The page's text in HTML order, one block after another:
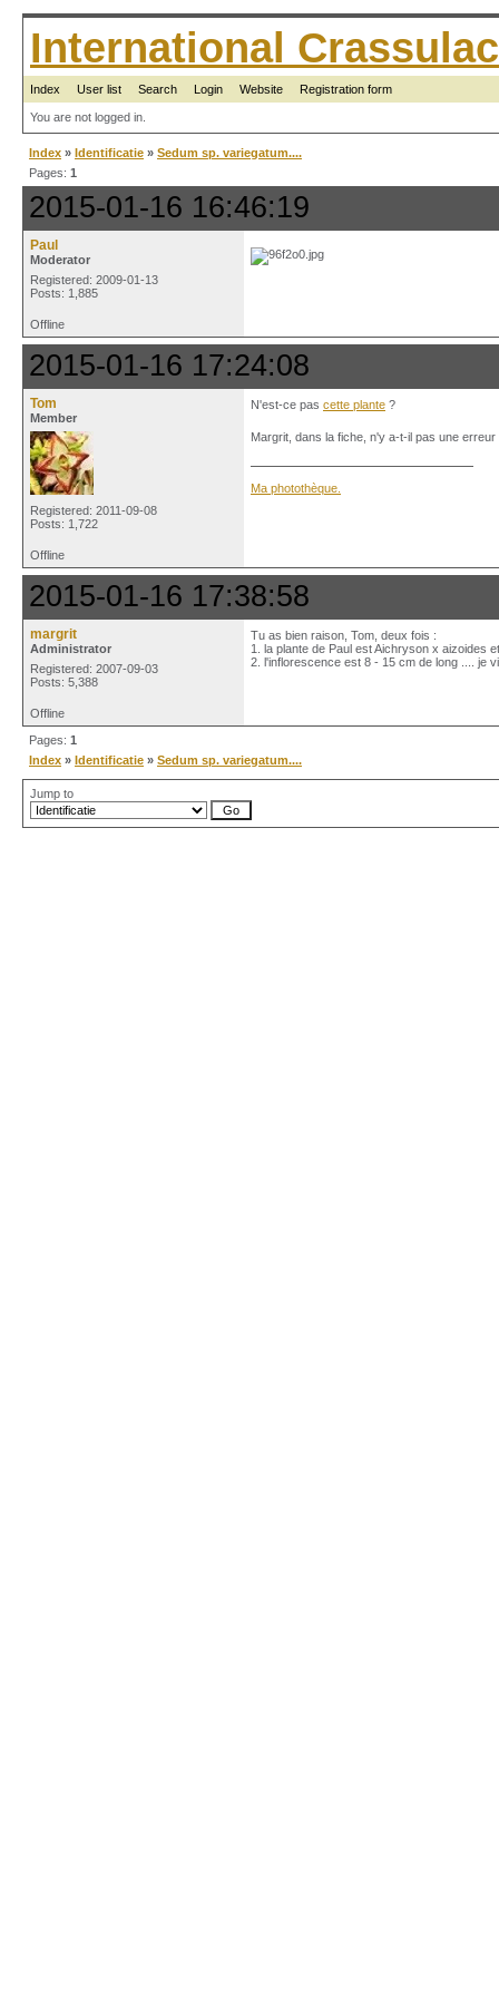
International
Index User list Search Login Website Registration form
You are not logged in.
Index » Identificatie » Sedum sp. variegatum....
Pages: 1
2015-01-16 16:46:19
Paul
Moderator
Registered: 2009-01-13
Posts: 1,885
Offline
2015-01-16 17:24:08
Tom
Member
Registered: 2011-09-08
Posts: 1,722
N'est-ce pas cette plante ?
Margrit, dans la fiche, n'y a-t-il pas une
Ma photothèque.
Offline
2015-01-16 17:38:58
margrit
Administrator
Registered: 2007-09-03
Posts: 5,388
Tu as bien raison, Tom, deux fois :
1. la plante de Paul est Aichryson x aizoides et
2. l'inflorescence est 8 - 15 cm de long .... je
Offline
Pages: 1
Index » Identificatie » Sedum sp. variegatum....
Jump to